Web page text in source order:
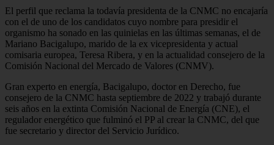
El perfil que reclama la todavía presidenta de la CNMC no encajaría
con el de uno de los candidatos cuyo nombre para presidir el
organismo ha sonado en las quinielas en las últimas semanas, el de
Mariano Bacigalupo, marido de la ex vicepresidenta y actual
comisaria europea, Teresa Ribera, y en la actualidad consejero de la
Comisión Nacional del Mercado de Valores (CNMV).
Gran experto en energía, Bacigalupo, doctor en Derecho, fue
consejero de la CNMC hasta septiembre de 2022 y trabajó durante
seis años en la extinta Comisión Nacional de Energía (CNE), el
regulador energético que fulminó el PP al crear la CNMC, del que
fue secretario y director del Servicio Jurídico.